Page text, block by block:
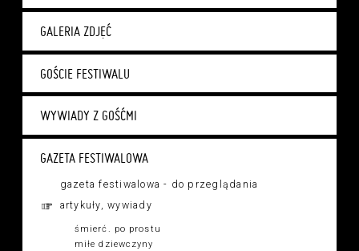
GALERIA ZDJĘĆ
GOŚCIE FESTIWALU
WYWIADY Z GOŚĆMI
GAZETA FESTIWALOWA
gazeta festiwalowa - do przeglądania
artykuły, wywiady
śmierć. po prostu
miłe dziewczyny